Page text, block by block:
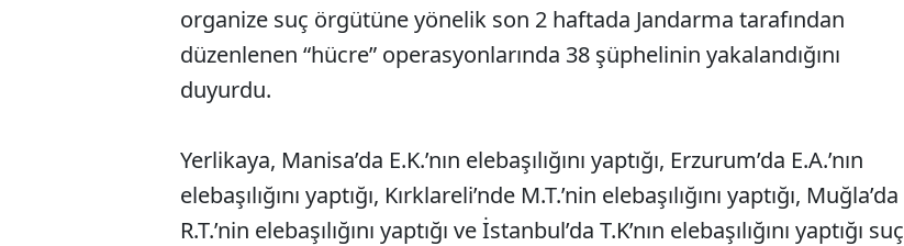
organize suç örgütüne yönelik son 2 haftada Jandarma tarafından
düzenlenen “hücre” operasyonlarında 38 şüphelinin yakalandığını
duyurdu.
Yerlikaya, Manisa’da E.K.’nın elebaşılığını yaptığı, Erzurum’da E.A.’nın
elebaşılığını yaptığı, Kırklareli’nde M.T.’nin elebaşılığını yaptığı, Muğla’da
R.T.’nin elebaşılığını yaptığı ve İstanbul’da T.K’nın elebaşılığını yaptığı suç